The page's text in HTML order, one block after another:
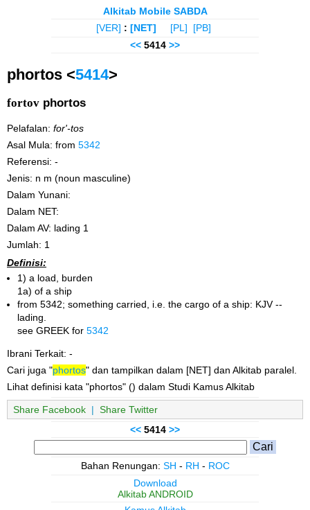
Alkitab Mobile SABDA
[VER] : [NET] [PL]
[PB]
<< 5414 >>
phortos <5414>
fortov phortos
Pelafalan: for'-tos
Asal Mula: from 5342
Referensi: -
Jenis: n m (noun masculine)
Dalam Yunani:
Dalam NET:
Dalam AV: lading 1
Jumlah: 1
Definisi:
1) a load, burden
1a) of a ship
from 5342; something carried, i.e. the cargo of a ship: KJV --
lading.
see GREEK for 5342
Ibrani Terkait: -
Cari juga "phortos" dan tampilkan dalam [NET] dan Alkitab paralel.
Lihat definisi kata "phortos" () dalam Studi Kamus Alkitab
Share Facebook | Share Twitter
<< 5414 >>
Bahan Renungan: SH - RH - ROC
Download
Alkitab ANDROID